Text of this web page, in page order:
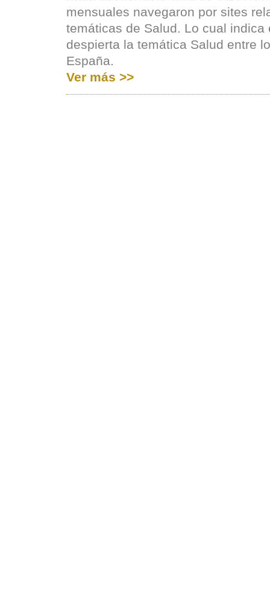
mensuales navegaron por sites
temáticas de Salud. Lo cual indica
despierta la temática Salud entre
España.
Ver más >>